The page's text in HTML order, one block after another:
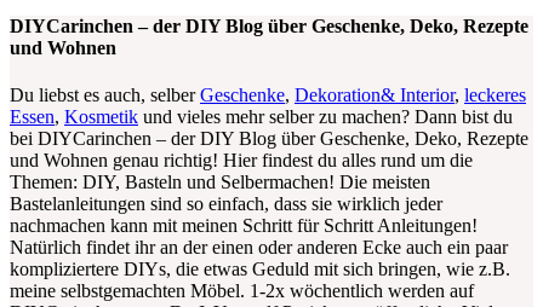
DIYCarinchen – der DIY Blog über Geschenke, Deko, Rezepte
und Wohnen
Du liebst es auch, selberGeschenke, Dekoration& Interior, leckeres
Essen, Kosmetik und vieles mehr selber zu machen? Dann bist du
bei DIYCarinchen – der DIY Blog über Geschenke, Deko, Rezepte
und Wohnen genau richtig! Hier findest du alles rund um die
Themen: DIY, Basteln und Selbermachen! Die meisten
Bastelanleitungen sind so einfach, dass sie wirklich jeder
nachmachen kann mit meinen Schritt für Schritt Anleitungen!
Natürlich findet ihr an der einen oder anderen Ecke auch ein paar
kompliziertere DIYs, die etwas Geduld mit sich bringen, wie z.B.
meine selbstgemachten Möbel. 1-2x wöchentlich werden auf